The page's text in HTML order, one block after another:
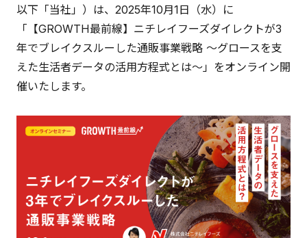
以下「当社」）は、2025年10月1日（水）に
「【GROWTH最前線】ニチレイフーズダイレクトが3
年でブレイクスルーした通販事業戦略 ～グロースを支
えた生活者データの活用方程式とは～」をオンライン開
催いたします。